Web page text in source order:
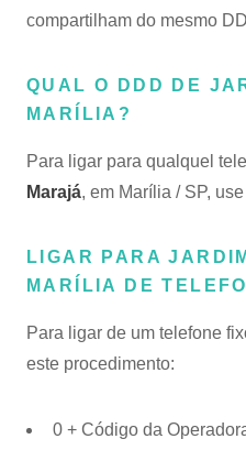
compartilham do mesmo
QUAL O DDD DE
MARÍLIA?
Para ligar para qualquel
Marajá, em Marília / SP,
LIGAR PARA
MARÍLIA DE
Para ligar de um telefone
este procedimento:
0 + Código da